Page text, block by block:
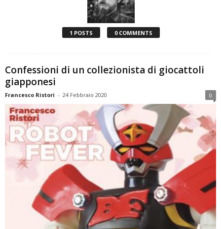
1 POSTS 0 COMMENTS
Confessioni di un collezionista di giocattoli
giapponesi
Francesco Ristori - 24 Febbraio 2020 0